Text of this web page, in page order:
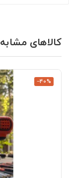
کالاهای مشابه
‎−40%